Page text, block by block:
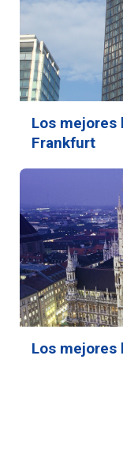
Los mejores
Frankfurt
Los mejores